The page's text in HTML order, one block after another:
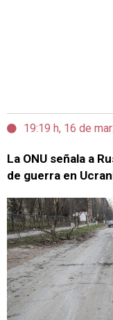
19:19 h, 16 de
La ONU señala a
de guerra en